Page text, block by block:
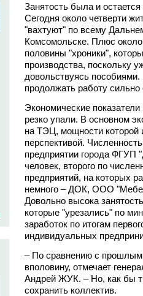
Занятость была и
Сегодня около четверти
"вахтуют" по всему
Комсомольске. Плюс
половины "хроники",
производства, поскольку
довольствуясь
продолжать работу сильно
Экономические
резко упали. В основном
на ТЭЦ, мощности которой
перспективой.
предприятии города ФГУП
человек, второго по
предприятий, на которых
немного – ДОК, ООО
Довольно высока
которые "урезались" по
заработок по итогам
индивидуальных
– По сравнению с прошлым
вполовину, отмечает
Андрей ЖУК. – Но, как бы
сохранить коллектив.